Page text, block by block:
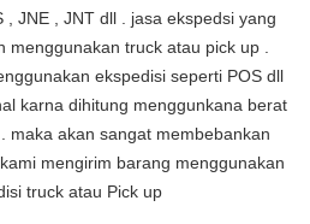
, JNE , JNT dll . jasa ekspedsi yang
menggunakan truck atau pick up .
ekspedisi seperti POS dll
karna dihitung menggunkana berat
maka akan sangat membebankan
mengirim barang menggunakan
truck atau Pick up